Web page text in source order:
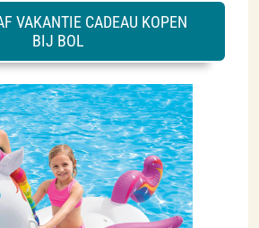
VAKANTIE CADEAU KOPEN
BIJ BOL